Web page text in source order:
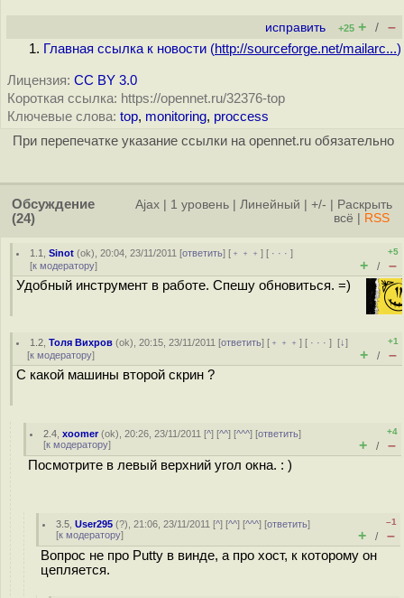
исправить +25 + / –
Главная ссылка к новости (http://sourceforge.net/mailarc...)
Лицензия: CC BY 3.0
Короткая ссылка: https://opennet.ru/32376-top
Ключевые слова: top, monitoring, proccess
При перепечатке указание ссылки на opennet.ru обязательно
Обсуждение
(24)
Ajax 1 уровень Линейный +/-
Раскрыть
всё
RSS
1.1 ,Sinot (ok), 20:04, 23/11/2011 [ответить] [ ﹢﹢﹢] [ · · ·]
[к модератору]
+5
+ / –
Удобный инструмент в работе. Спешу обновиться. =)
1.2 ,Толя Вихров (ok), 20:15, 23/11/2011 [ответить] [ ﹢﹢﹢] [ · · ·][↓]
[к модератору]
+1
+ / –
С какой машины второй скрин ?
2.4 ,xoomer(ok), 20:26, 23/11/2011 [^] [^^] [^^^] [ответить]
[к модератору]
+4
+ / –
Посмотрите в левый верхний угол окна. : )
3.5 ,User295 (?), 21:06, 23/11/2011 [^] [^^] [^^^] [ответить]
[к модератору]
–1
+ / –
Вопрос не про Putty в винде, а про хост, к которому он
цепляется.